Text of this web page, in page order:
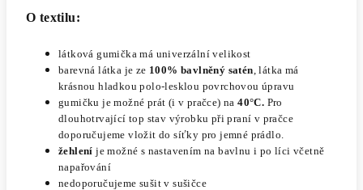
O textilu:
látková gumička má univerzální velikost
barevná látka je ze 100% bavlněný satén, látka má
krásnou hladkou polo-lesklou povrchovou úpravu
gumičku je možné prát (i v pračce) na40°C. Pro
dlouhotrvající top stav výrobku při praní v pračce
doporučujeme vložit do síťky pro jemné prádlo.
žehlení je možné s nastavením na bavlnu i po líci včetně
napařování
nedoporučujeme sušit v sušičce